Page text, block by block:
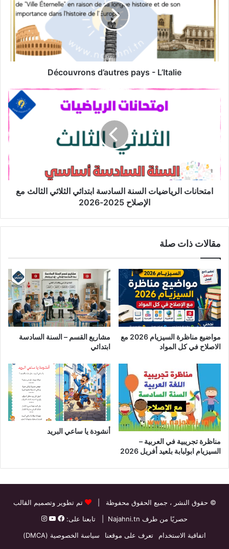
Découvrons d’autres pays - L’Italie
امتحانات
الرياضيات
السنة
السادسة
ابتدائي
الثالث
مع
الإصلاح
2025-
امتحانات الرياضيات السنة السادسة ابتدائي الثلاثي الثالث مع
الإصلاح 2025-2026
مقالات ذات صلة
مواضيع مناظرة السيزيام 2026 مع
الاصلاح في كل المواد
مشاريع القسم – السنة السادسة
ابتدائي
مناظرة تجريبية في العربية –
السيزيام ابولبابة بلعيد أفريل 2026
أنشودة يا ساعي البريد
© حقوق النشر ، جميع الحقوق محفوظة |
تم تطوير وتصميم القالب
حصريًا من طرف Najahni.tn | تابعنا على:
اتفاقية الاستخدام
تعرف على موقعنا
سياسة الخصوصية (DMCA)